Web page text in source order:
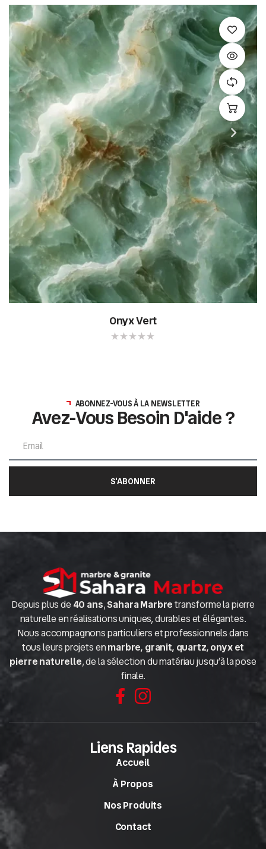
Onyx Vert
ABONNEZ-VOUS À LA NEWSLETTER
Avez-Vous Besoin D'aide ?
S'ABONNER
Depuis plus de 40 ans,Sahara Marbretransforme la pierre
naturelle en réalisations uniques, durables et élégantes.
Nous accompagnons particuliers et professionnels dans
tous leurs projets enmarbre, granit, quartz, onyx et
pierre naturelle, de la sélection du matériau jusqu’à la pose
finale.
Liens Rapides
Accueil
À Propos
Nos Produits
Contact